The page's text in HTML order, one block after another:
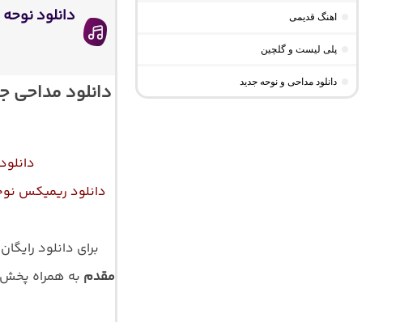
دانلود
دانلود مداحی
دانلود ریمیکس
برای دانلود
مقدم به همراه پخش
اهنگ قدیمی
پلی لیست و گلچین
دانلود مداحی و نوحه جدید